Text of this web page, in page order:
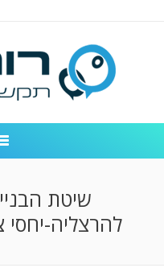
אודות החברה
שיטת
להרצליה-יחסי